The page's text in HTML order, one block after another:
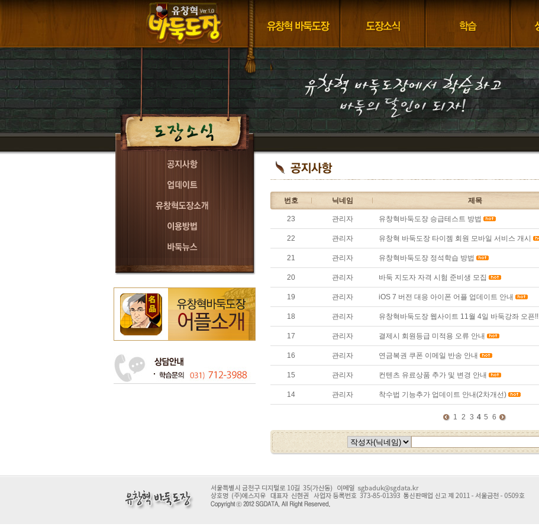
번호 닉네임 제목
23 관리자 유창혁바둑도장 승급테스트 방법
22 관리자 유창혁 바둑도장 타이젬 회원 모바일 서비스 개시
21 관리자 유창혁바둑도장 정석학습 방법
20 관리자 바둑 지도자 자격 시험 준비생 모집
19 관리자 iOS 7 버전 대응 아이폰 어플 업데이트 안내
18 관리자 유창혁바둑도장 웹사이트 11월 4일 바둑강좌 오픈!!
17 관리자 결제시 회원등급 미적용 오류 안내
16 관리자 연금복권 쿠폰 이메일 반송 안내
15 관리자 컨텐츠 유료상품 추가 및 변경 안내
14 관리자 착수법 기능추가 업데이트 안내(2차개선)
1 2 3 4 5 6